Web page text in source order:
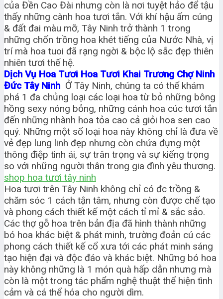
của Đền Cao Đài nhưng còn là nơi tuyệt hảo để tậu
thấy những cành hoa tươi tắn. Với khí hậu ấm cúng
& đất đai màu mỡ, Tây Ninh trở thành 1 trong
những chốn trồng hoa khét tiếng của Nước Nhà, vị
trí mà hoa tuoi đã rạng ngời & bộc lộ sắc đẹp thiên
nhiên tươi thế hệ.
Dịch Vụ Hoa Tươi Hoa Tươi Khai Trương Chợ Ninh
Đức Tây Ninh Ở Tây Ninh, chúng ta có thể khám
phá 1 đa chủng loại các loại hoa từ bỏ những bông
hồng sexy nóng bỏng, những cánh hoa cúc tươi tắn
đến những nhành hoa tỏa cao cả giỏi hoa sen cao
quý. Những một số loại hoa này không chỉ là đưa về
vẻ đẹp lung linh đẹp nhưng còn chứa đựng một
thông điệp tình ái, sự trân trọng và sự kiếng trọng
so với những người thân trong gia đình yêu thương.
shop hoa tươi tây ninh
Hoa tươi trên Tây Ninh không chỉ có đc trồng &
chăm sóc 1 cách tận tâm, nhưng còn được chế tạo
và phong cách thiết kế một cách tỉ mỉ & sắc sảo.
Các thợ gỗ hoa trên bản địa đã hình thành những
bó hoa khác biệt & phát minh, trường đoản cú các
phong cách thiết kế cổ xưa tới các phát minh sáng
tạo hiện đại và độc đáo và khác biệt. Những bó hoa
này không những là 1 món quà hấp dẫn nhưng mà
còn là một trong tác phẩm nghệ thuật thể hiện tình
cảm và cá thể hóa cho người dìm.